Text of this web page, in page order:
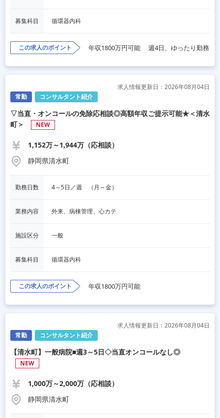
募集科目 循環器内科
この求人のポイント 年収1800万円可能 週4日、ゆったり勤務
常勤 コンサルタント紹介
求人情報更新日：2026年08月04日
▽当直・オンコールの免除応相談◎高額年収ご提示可能★＜清水
町＞
NEW
1,152万～1,944万（応相談）
静岡県清水町
勤務日数 4～5日／週　（月～金）
業務内容 外来、病棟管理、心カテ
施設区分 一般
募集科目 循環器内科
この求人のポイント 年収1800万円可能
常勤 コンサルタント紹介
求人情報更新日：2026年08月04日
【清水町】一般病院■週3～5日◇当直オンコールなし◎
NEW
1,000万～2,000万（応相談）
静岡県清水町